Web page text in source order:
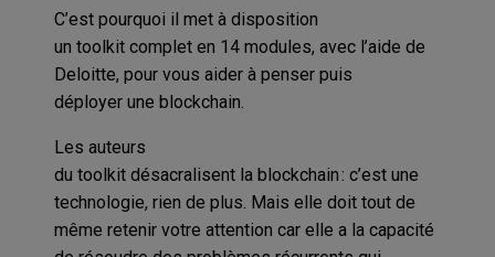
C’est pourquoi il met à disposition
un toolkitcomplet en 14 modules, avec l’aide de
Deloitte, pour vous aider à penser puis
déployerune blockchain.
Les auteurs
du toolkit désacralisentla blockchain: c’est une
technologie, rien de plus. Mais elle doit tout de
même retenir votre attention car elle a la capacité